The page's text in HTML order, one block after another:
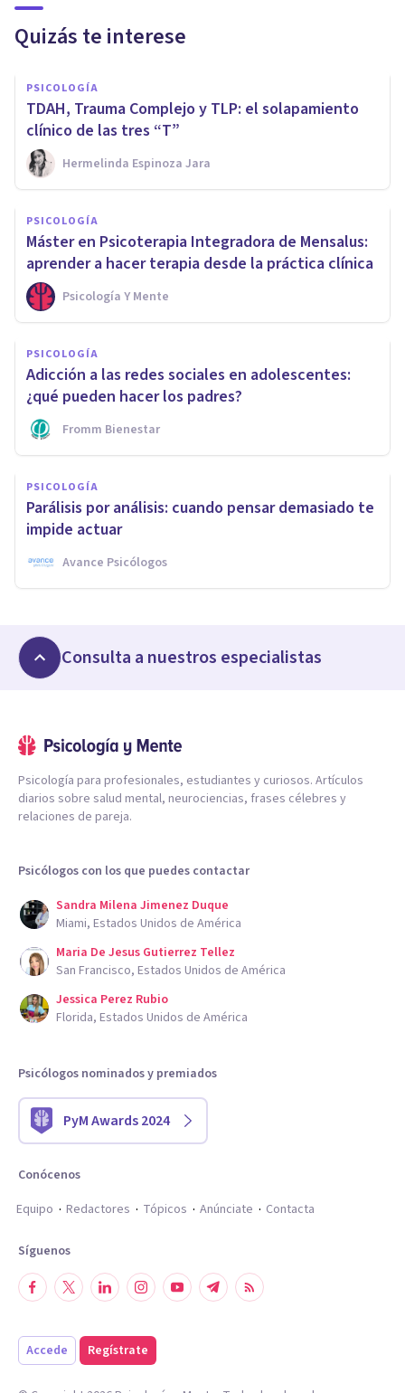
Quizás te interese
PSICOLOGÍA
TDAH, Trauma Complejo y TLP: el solapamiento
clínico de las tres “T”
Hermelinda Espinoza Jara
PSICOLOGÍA
Máster en Psicoterapia Integradora de Mensalus:
aprender a hacer terapia desde la práctica clínica
Psicología Y Mente
PSICOLOGÍA
Adicción a las redes sociales en adolescentes:
¿qué pueden hacer los padres?
Fromm Bienestar
PSICOLOGÍA
Parálisis por análisis: cuando pensar demasiado te
impide actuar
Avance Psicólogos
Consulta a nuestros especialistas
Psicología para profesionales, estudiantes y curiosos. Artículos
diarios sobre salud mental, neurociencias, frases célebres y
relaciones de pareja.
Psicólogos con los que puedes contactar
Sandra Milena Jimenez Duque
Miami, Estados Unidos de América
Maria De Jesus Gutierrez Tellez
San Francisco, Estados Unidos de América
Jessica Perez Rubio
Florida, Estados Unidos de América
Psicólogos nominados y premiados
PyM Awards 2024
Conócenos
Equipo
Redactores Tópicos Anúnciate Contacta
Síguenos
Accede Regístrate